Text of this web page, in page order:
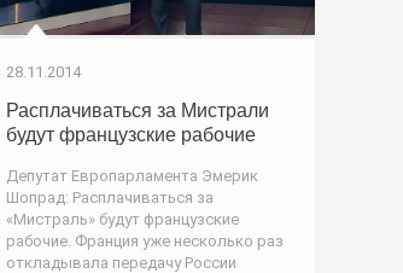
28.11.2014
Расплачиваться за Мистрали
будут французские рабочие
Депутат Европарламента Эмерик
Шопрад: Расплачиваться за
«Мистраль» будут французские
рабочие. Франция уже несколько раз
откладывала передачу России